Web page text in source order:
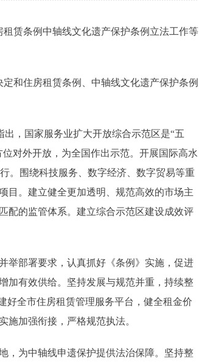
赁条例中轴线文化遗产保护条例立法工作等
和住房租赁条例、中轴线文化遗产保护条例
，国家服务业扩大开放综合示范区是“五
对外开放，为全国作出示范。开展国际高水
。围绕科技服务、数字经济、数字贸易等重
目。建立健全更加透明、规范高效的市场主
配的监管体系。建立综合示范区建设成效评
部署要求，认真抓好《条例》实施，促进
加有效供给。坚持发展与规范并重，持续整
好全市住房租赁管理服务平台，健全租金价
加强衔接，严格规范执法。
为中轴线申遗保护提供法治保障。坚持整